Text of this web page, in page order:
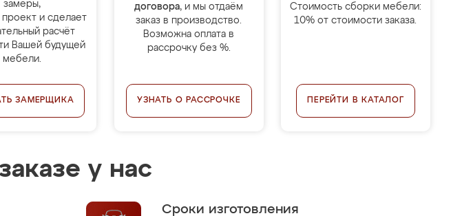
замеры,
проект и сделает
расчёт
Вашей будущей
мебели.
ЗАМЕРЩИКА
договора, и мы отдаём
заказ в производство.
Возможна оплата в
рассрочку без %.
УЗНАТЬ О РАССРОЧКЕ
Стоимость сборки мебели:
10% от стоимости заказа.
ПЕРЕЙТИ В КАТАЛОГ
у нас
Сроки изготовления